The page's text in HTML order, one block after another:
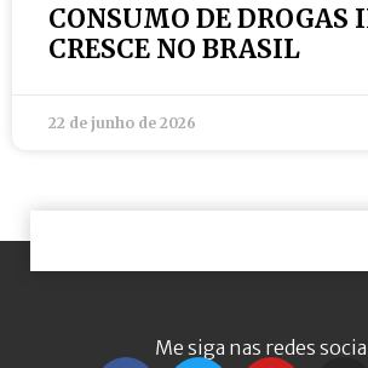
CONSUMO DE DROGAS
CRESCE NO BRASIL
22 de junho de 2026
Me siga nas redes